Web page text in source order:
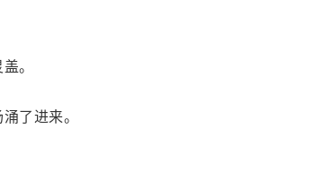
。
了进来。